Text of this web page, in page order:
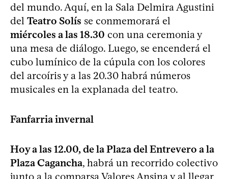
del mundo. Aquí, en la Sala Delmira Agustini
del Teatro Solís se conmemorará el
miércoles a las 18.30 con una ceremonia y
una mesa de diálogo. Luego, se encenderá el
cubo lumínico de la cúpula con los colores
del arcoíris y a las 20.30 habrá números
musicales en la explanada del teatro.
Fanfarria invernal
Hoy a las 12.00, de la Plaza del Entrevero a la
Plaza Cagancha, habrá un recorrido colectivo
junto a la comparsa Valores Ansina y al llegar